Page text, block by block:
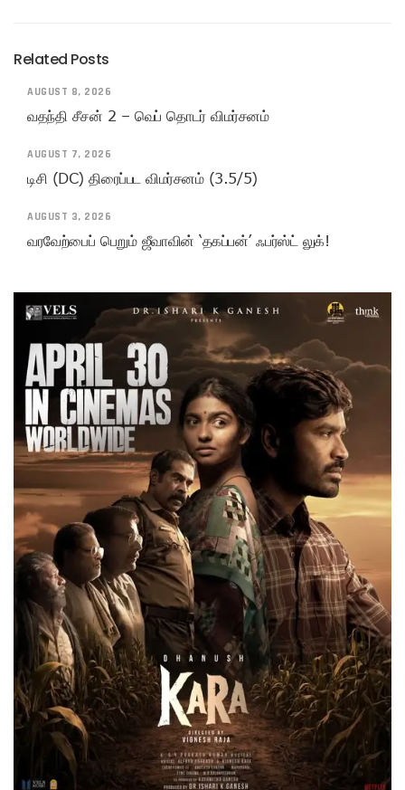
Related Posts
AUGUST 8, 2026
வதந்தி சீசன் 2 – வெப் தொடர் விமர்சனம்
AUGUST 7, 2026
டிசி (DC) திரைப்பட விமர்சனம் (3.5/5)
AUGUST 3, 2026
வரவேற்பைப் பெறும் ஜீவாவின் ‘தகப்பன்’ ஃபர்ஸ்ட் லுக்!